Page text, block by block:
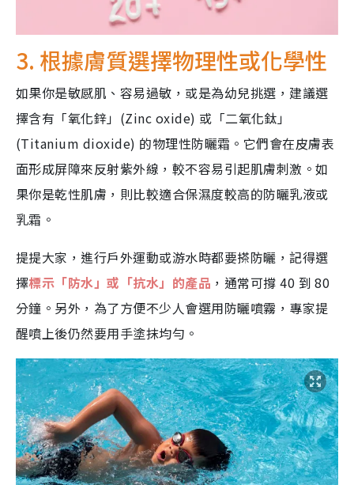
3. 根據膚質選擇物理性或化學性
如果你是敏感肌、容易過敏，或是為幼兒挑選，建議選
擇含有「氧化鋅」(Zinc oxide) 或「二氧化鈦」
(Titanium dioxide) 的物理性防曬霜。它們會在皮膚表
面形成屏障來反射紫外線，較不容易引起肌膚刺激。如
果你是乾性肌膚，則比較適合保濕度較高的防曬乳液或
乳霜。
提提大家，進行戶外運動或游水時都要搽防曬，記得選
擇標示「防水」或「抗水」的產品 ，通常可撐 40 到 80
分鐘。另外，為了方便不少人會選用防曬噴霧，專家提
醒噴上後仍然要用手塗抹均勻。